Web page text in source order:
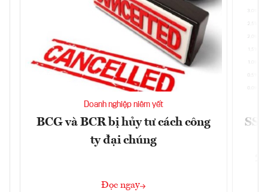
Doanh nghiệp niêm yết
BCG và BCR bị hủy tư cách công
ty đại chúng
Đọc ngay
SSI